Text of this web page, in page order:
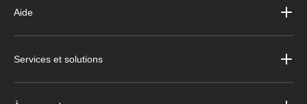
Aide
Services et solutions